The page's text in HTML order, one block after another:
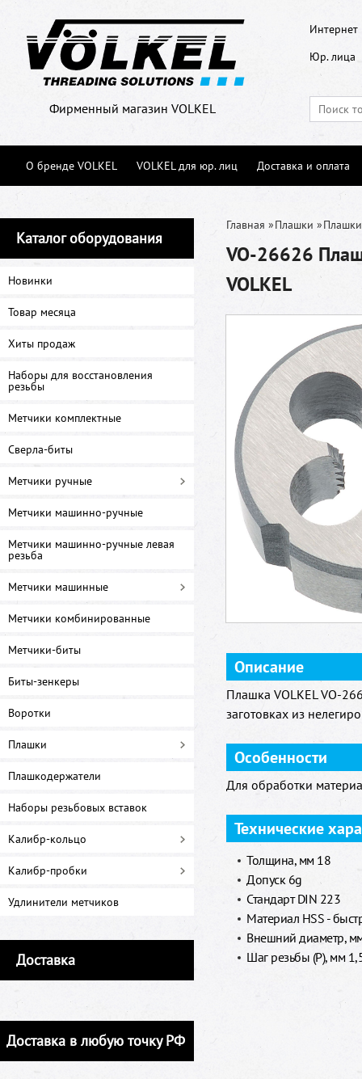
Фирменный магазин VOLKEL
Интернет
Юр. лица
О бренде VOLKEL VOLKEL для юр. лиц Доставка и оплата
Каталог оборудования
Новинки
Товар месяца
Хиты продаж
Наборы для восстановления
резьбы
Метчики комплектные
Сверла-биты
Метчики ручные
Метчики машинно-ручные
Метчики машинно-ручные левая
резьба
Метчики машинные
Метчики комбинированные
Метчики-биты
Биты-зенкеры
Воротки
Плашки
Плашкодержатели
Наборы резьбовых вставок
Калибр-кольцо
Калибр-пробки
Удлинители метчиков
Доставка
Доставка в любую точку РФ
Главная »Плашки »
VO-26626
VOLKEL
Описание
Плашка VOLKEL VO-
заготовках из
Особенности
Для обработки
Технические
Толщина, мм 18
Допуск 6g
Стандарт DIN 223
Материал HSS -
Внешний диаметр,
Шаг резьбы (P), мм